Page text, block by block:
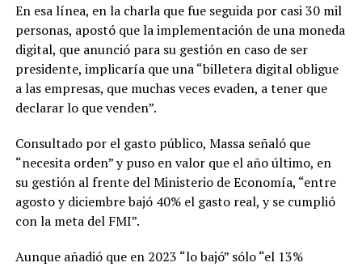
En esa línea, en la charla que fue seguida por casi 30 mil
personas, apostó que la implementación de una moneda
digital, que anunció para su gestión en caso de ser
presidente, implicaría que una “billetera digital obligue
a las empresas, que muchas veces evaden, a tener que
declarar lo que venden”.
Consultado por el gasto público, Massa señaló que
“necesita orden” y puso en valor que el año último, en
su gestión al frente del Ministerio de Economía, “entre
agosto y diciembre bajó 40% el gasto real, y se cumplió
con la meta del FMI”.
Aunque añadió que en 2023 “lo bajó” sólo “el 13%